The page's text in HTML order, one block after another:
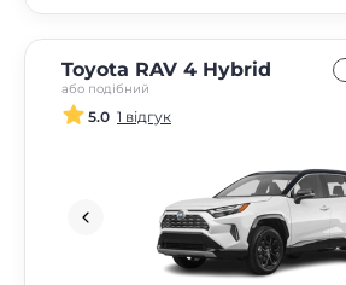
Toyota RAV 4 Hybrid
або подібний
5.0 1 відгук